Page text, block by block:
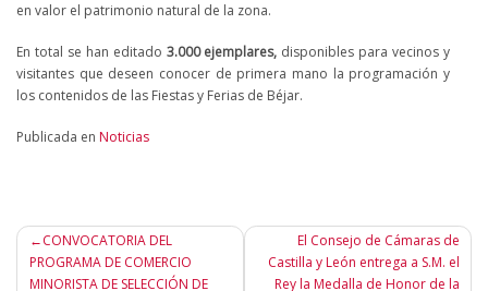
en valor el patrimonio natural de la zona.
En total se han editado 3.000 ejemplares, disponibles para vecinos y
visitantes que deseen conocer de primera mano la programación y
los contenidos de las Fiestas y Ferias de Béjar.
Publicada en Noticias
Navegación
de
CONVOCATORIA DEL
PROGRAMA DE COMERCIO
MINORISTA DE SELECCIÓN DE
El Consejo de Cámaras de
Castilla y León entrega a S.M. el
Rey la Medalla de Honor de la